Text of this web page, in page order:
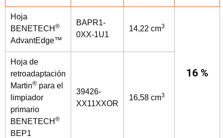
Hoja
BENETECH ®
AdvantEdge™
BAPR1-
0XX-1U1
14,22 cm3
16 %
Hoja de
retroadaptación
Martin® para el
limpiador
primario
BENETECH ®
BEP1
39426-
XX11XXOR
16,58 cm3